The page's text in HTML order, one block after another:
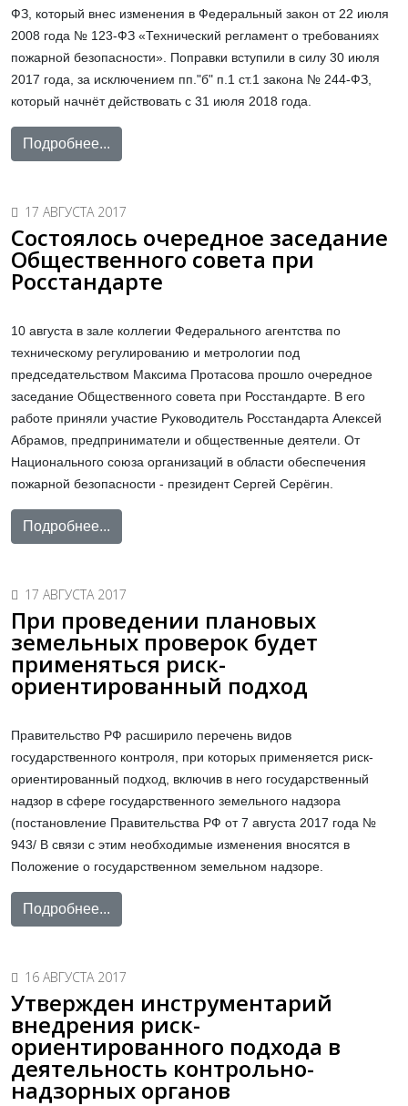
ФЗ, который внес изменения в Федеральный закон от 22 июля
2008 года № 123-ФЗ «Технический регламент о требованиях
пожарной безопасности». Поправки вступили в силу 30 июля
2017 года, за исключением пп."б" п.1 ст.1 закона № 244-ФЗ,
который начнёт действовать с 31 июля 2018 года.
Подробнее...
17 АВГУСТА 2017
Состоялось очередное заседание
Общественного совета при
Росстандарте
10 августа в зале коллегии Федерального агентства по
техническому регулированию и метрологии под
председательством Максима Протасова прошло очередное
заседание Общественного совета при Росстандарте. В его
работе приняли участие Руководитель Росстандарта Алексей
Абрамов, предприниматели и общественные деятели. От
Национального союза организаций в области обеспечения
пожарной безопасности - президент Сергей Серёгин.
Подробнее...
17 АВГУСТА 2017
При проведении плановых
земельных проверок будет
применяться риск-
ориентированный подход
Правительство РФ расширило перечень видов
государственного контроля, при которых применяется риск-
ориентированный подход, включив в него государственный
надзор в сфере государственного земельного надзора
(постановление Правительства РФ от 7 августа 2017 года №
943/ В связи с этим необходимые изменения вносятся в
Положение о государственном земельном надзоре.
Подробнее...
16 АВГУСТА 2017
Утвержден инструментарий
внедрения риск-
ориентированного подхода в
деятельность контрольно-
надзорных органов